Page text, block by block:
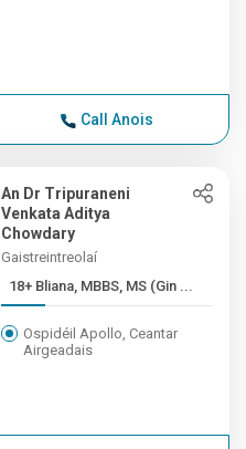
Call Anois
An Dr Tripuraneni
Venkata Aditya
Chowdary
Gaistreintreolaí
18+ Bliana, MBBS, MS (Gin ...
Ospidéil Apollo, Ceantar
Airgeadais